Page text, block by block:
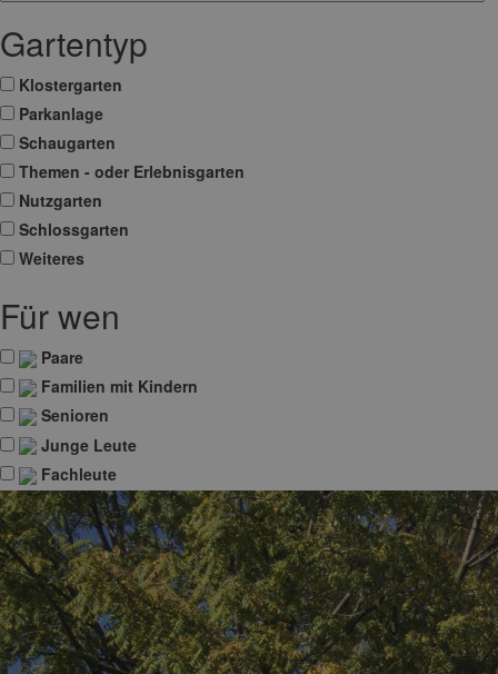
Gartentyp
Klostergarten
Parkanlage
Schaugarten
Themen - oder Erlebnisgarten
Nutzgarten
Schlossgarten
Weiteres
Für wen
Paare
Familien mit Kindern
Senioren
Junge Leute
Fachleute